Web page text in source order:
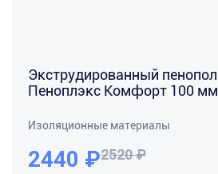
Экструдированный
Пеноплэкс Комфорт 100
Изоляционные материалы
2440 ₽2520 ₽